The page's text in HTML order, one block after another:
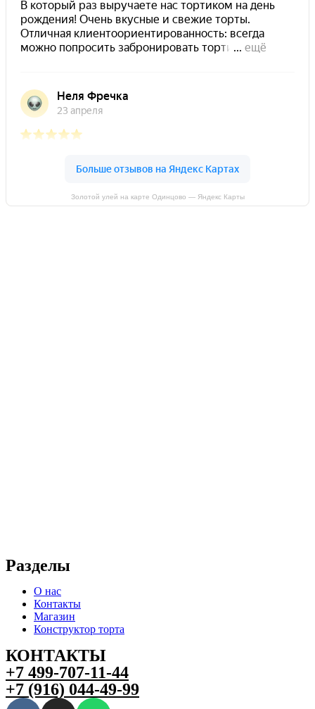
Золотой улей на карте Одинцово — Яндекс Карты
Разделы
О нас
Контакты
Магазин
Конструктор торта
КОНТАКТЫ
+7 499-707-11-44
+7 (916) 044-49-99